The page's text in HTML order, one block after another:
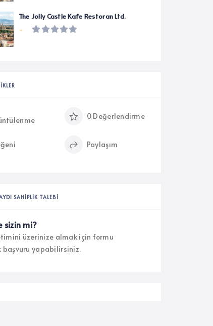
The Jolly Castle Kafe Restoran Ltd.
-
0 Değerlendirme
Paylaşım
SAHIPLIK TALEBI
sizin mi?
üzerinize almak için formu
başvuru yapabilirsiniz.